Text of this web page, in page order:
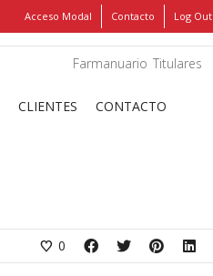
FIND MY ITEMS!
Acceso Modal Contacto Log Out
CLIENTES CONTACTO
Farmanuario_Titulares
0